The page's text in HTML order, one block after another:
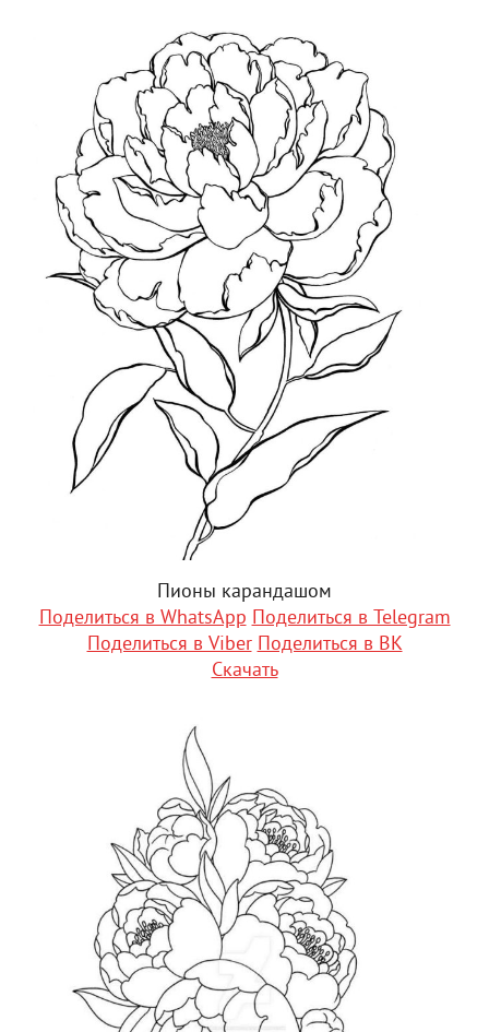
Пионы карандашом
Поделиться в WhatsApp Поделиться в Telegram
Поделиться в Viber Поделиться в ВК
Скачать